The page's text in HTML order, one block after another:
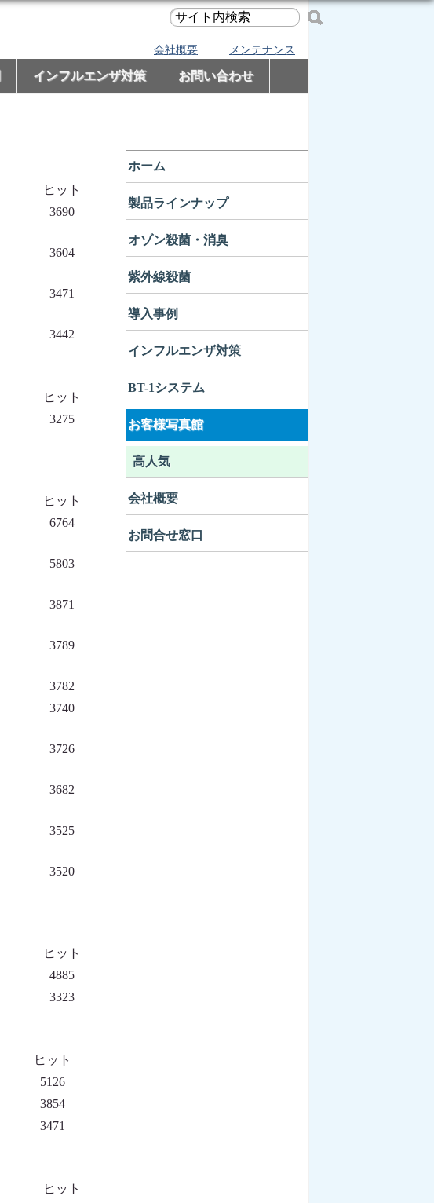
会社概要 メンテナンス
インフルエンザ対策 お問い合わせ
ヒット
3690
3604
3471
3442
ヒット
3275
ヒット
6764
5803
3871
3789
3782
3740
3726
3682
3525
3520
ヒット
4885
3323
ヒット
5126
3854
3471
ヒット
ホーム
製品ラインナップ
オゾン殺菌・消臭
紫外線殺菌
導入事例
インフルエンザ対策
BT-1システム
お客様写真館
高人気
会社概要
お問合せ窓口